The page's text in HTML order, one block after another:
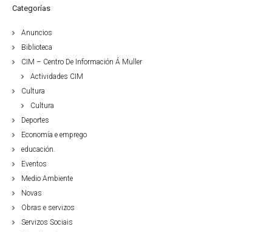
Categorías
Anuncios
Biblioteca
CIM – Centro De Información Á Muller
Actividades CIM
Cultura
Cultura
Deportes
Economía e emprego
educación.
Eventos
Medio Ambiente
Novas
Obras e servizos
Servizos Sociais